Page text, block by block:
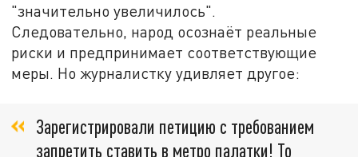
"значительно увеличилось".
Следовательно, народ осознаёт реальные
риски и предпринимает соответствующие
меры. Но журналистку удивляет другое:
Зарегистрировали петицию с требованием
запретить ставить в метро палатки! То